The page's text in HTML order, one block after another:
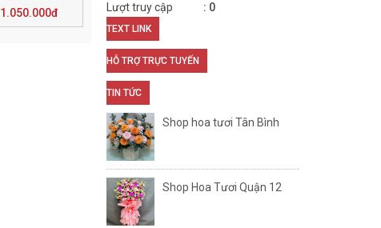
1.050.000đ
Lượt truy cập
0
TEXT LINK
HỖ TRỢ TRỰC TUYẾN
TIN TỨC
Shop hoa tươi Tân Bình
Shop Hoa Tươi Quận 12